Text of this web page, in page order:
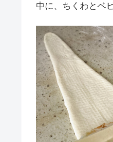
中に、ちくわとベ